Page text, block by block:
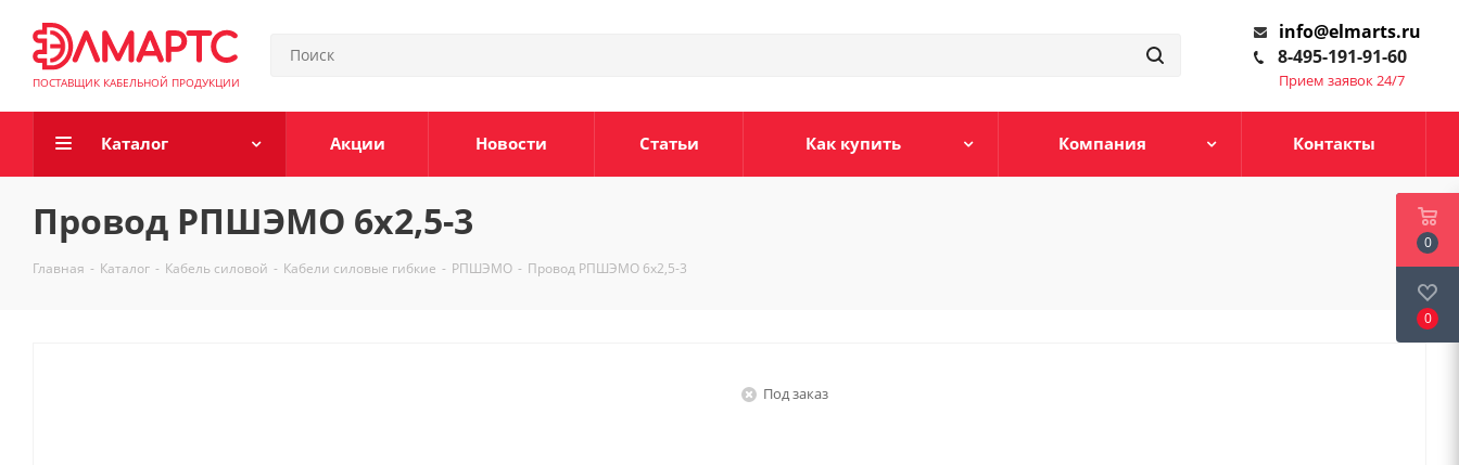
ПОСТАВЩИК КАБЕЛЬНОЙ ПРОДУКЦИИ
info@elmarts.ru
8-495-191-91-60
Прием заявок 24/7
Каталог Акции Новости Статьи Как купить Компания Контакты
Провод РПШЭМО 6х2,5-3
Главная - Каталог - Кабель силовой - Кабели силовые гибкие - РПШЭМО - Провод РПШЭМО 6х2,5-3
Под заказ
0
0